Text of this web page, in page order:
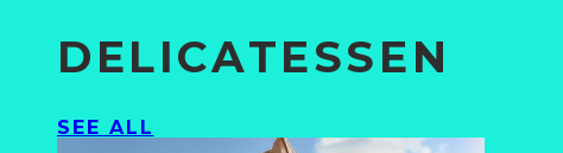
DELICATESSEN
SEE ALL